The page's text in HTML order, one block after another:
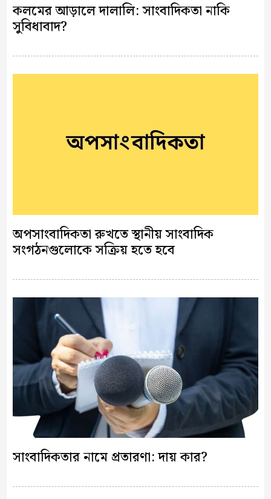
কলমের আড়ালে দালালি: সাংবাদিকতা নাকি
সুবিধাবাদ?
অপসাংবাদিকতা রুখতে স্থানীয় সাংবাদিক
সংগঠনগুলোকে সক্রিয় হতে হবে
সাংবাদিকতার নামে প্রতারণা: দায় কার?